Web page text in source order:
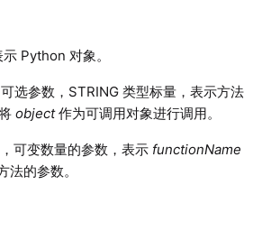
Python 对象。
选参数，STRING 类型标量，表示方法
object作为可调用对象进行调用。
可变数量的参数，表示 functionName
的参数。